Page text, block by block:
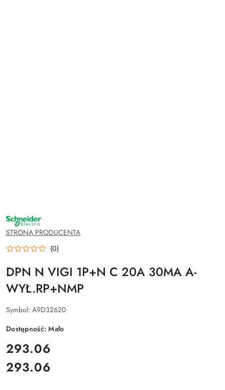
NAZWA
PRODUCENTA:
SCHNEIDER
ELECTRIC
STRONA PRODUCENTA
(0)
DPN N VIGI 1P+N C 20A 30MA A-
WYŁ.RP+NMP
Symbol: A9D32620
Dostępność:Mało
cena:
293.06
Cena:
293.06